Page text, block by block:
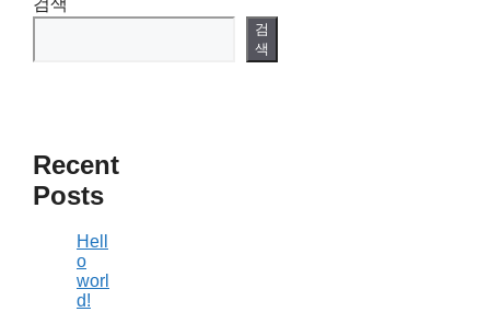
검
색
Recent
Posts
Hell
o
worl
d!